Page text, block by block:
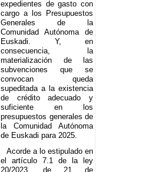
expedientes de gasto con
cargo a los Presupuestos
Generales de la
Comunidad Autónoma de
Euskadi. Y, en
consecuencia, la
materialización de las
subvenciones que se
convocan queda
supeditada a la existencia
de crédito adecuado y
suficiente en los
presupuestos generales de
la Comunidad Autónoma
de Euskadi para 2025.
Acorde a lo estipulado en
el artículo 7.1 de la ley
20/2023, de 21 de